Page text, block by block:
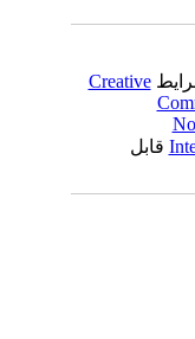
Creative
قابل